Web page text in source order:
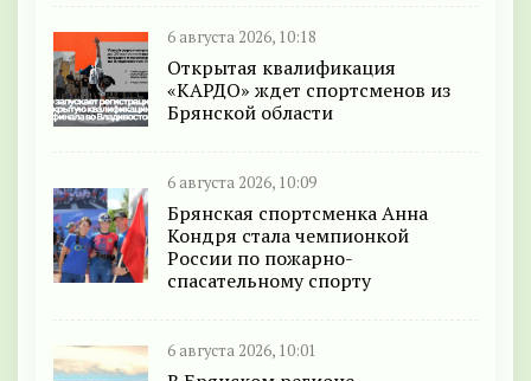
6 августа 2026, 10:18
Открытая квалификация
«КАРДО» ждет спортсменов из
Брянской области
6 августа 2026, 10:09
Брянская спортсменка Анна
Кондря стала чемпионкой
России по пожарно-
спасательному спорту
6 августа 2026, 10:01